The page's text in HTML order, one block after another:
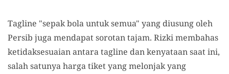
Tagline "sepak bola untuk semua" yang diusung oleh
Persib juga mendapat sorotan tajam. Rizki membahas
ketidaksesuaian antara tagline dan kenyataan saat ini,
salah satunya harga tiket yang melonjak yang